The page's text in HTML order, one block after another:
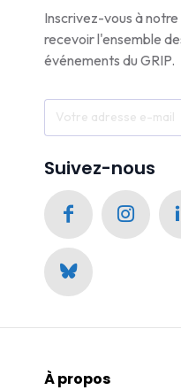
Inscrivez-vous à
recevoir l'ensemble
événements du GRIP.
Suivez-nous
À propos